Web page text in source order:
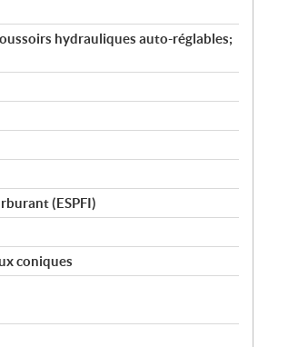
hydrauliques auto-réglables;
(ESPFI)
coniques